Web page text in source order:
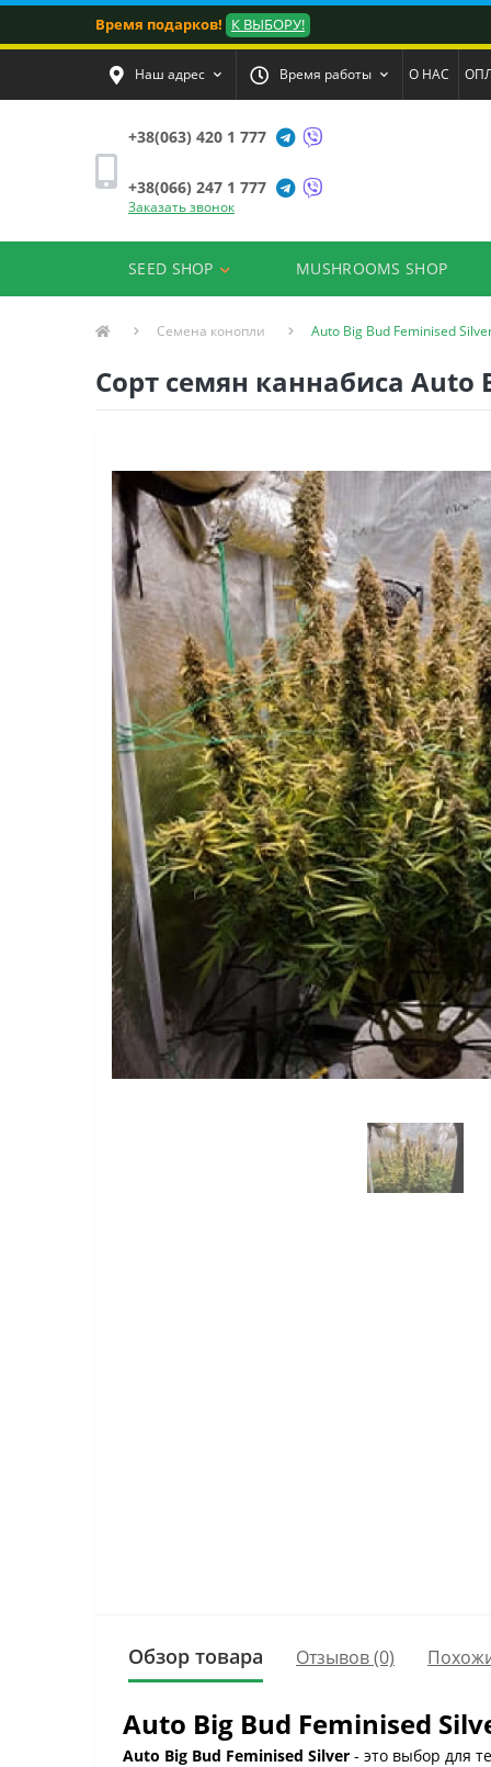
Время подарков! К ВЫБОРУ!
Наш адрес Время работы О НАС
+38(063) 420 1 777
+38(066) 247 1 777
Заказать звонок
SEED SHOP MUSHROOMS SHOP
Семена конопли Auto Big Bud Feminised
Сорт семян каннабиса Auto
Обзор товара Отзывов (0)
Auto Big Bud Feminised
Auto Big Bud Feminised Silver - это выбор для